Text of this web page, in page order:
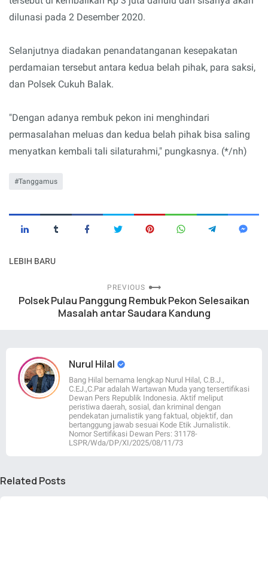
dilunasi pada 2 Desember 2020.
Selanjutnya diadakan penandatanganan kesepakatan
perdamaian tersebut antara kedua belah pihak, para saksi,
dan Polsek Cukuh Balak.
"Dengan adanya rembuk pekon ini menghindari
permasalahan meluas dan kedua belah pihak bisa saling
menyatkan kembali tali silaturahmi," pungkasnya. (*/nh)
Tanggamus
LEBIH BARU
PREVIOUS
Polsek Pulau Panggung Rembuk Pekon Selesaikan
Masalah antar Saudara Kandung
Nurul Hilal
Bang Hilal bernama lengkap Nurul Hilal, C.B.J.,
C.EJ.,C.Par adalah Wartawan Muda yang tersertifikasi
Dewan Pers Republik Indonesia. Aktif meliput
peristiwa daerah, sosial, dan kriminal dengan
pendekatan jurnalistik yang faktual, objektif, dan
bertanggung jawab sesuai Kode Etik Jurnalistik.
Nomor Sertifikasi Dewan Pers: 31178-
LSPR/Wda/DP/XI/2025/08/11/73
Related Posts